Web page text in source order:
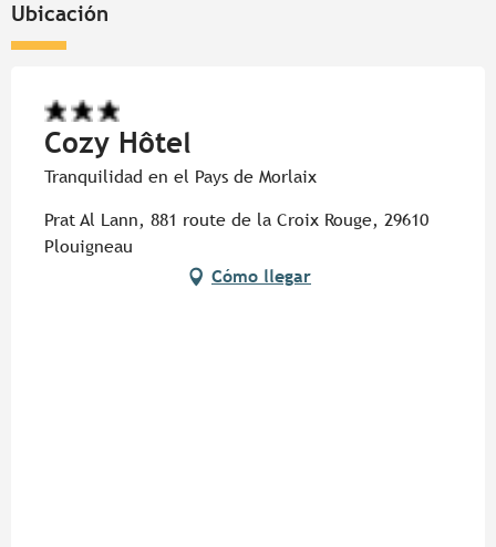
Ubicación
Cozy Hôtel
Tranquilidad en el Pays de Morlaix
Prat Al Lann, 881 route de la Croix Rouge, 29610
Plouigneau
Cómo llegar